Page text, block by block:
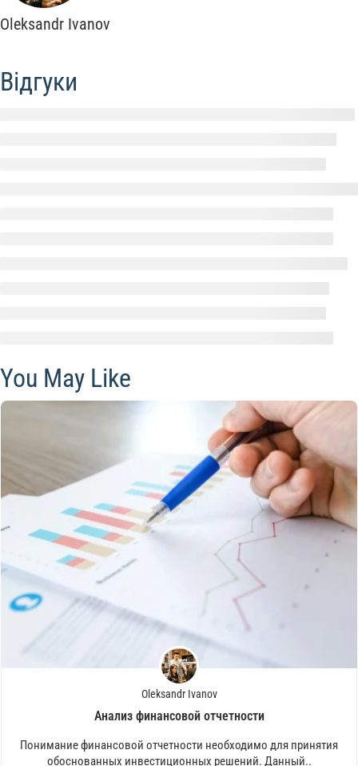
Oleksandr Ivanov
Відгуки
You May Like
Oleksandr Ivanov
Анализ финансовой отчетности
Понимание финансовой отчетности необходимо для принятия
обоснованных инвестиционных решений. Данный..